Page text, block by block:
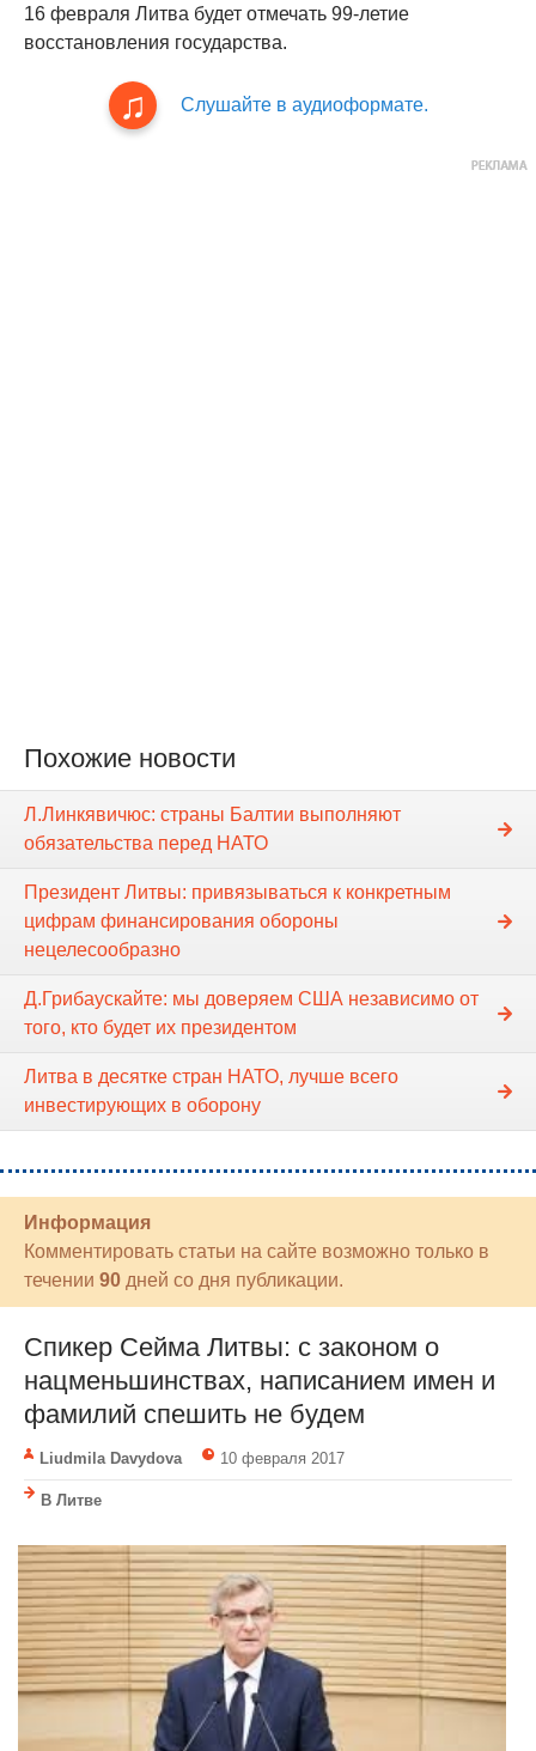
16 февраля Литва будет отмечать 99-летие
восстановления государства.
Слушайте в аудиоформате.
Похожие новости
Л.Линкявичюс: страны Балтии выполняют
обязательства перед НАТО
Президент Литвы: привязываться к конкретным
цифрам финансирования обороны
нецелесообразно
Д.Грибаускайте: мы доверяем США независимо от
того, кто будет их президентом
Литва в десятке стран НАТО, лучше всего
инвестирующих в оборону
Информация
Комментировать статьи на сайте возможно только в
течении 90 дней со дня публикации.
Спикер Сейма Литвы: с законом о
нацменьшинствах, написанием имен и
фамилий спешить не будем
Liudmila Davydova 10 февраля 2017
В Литве